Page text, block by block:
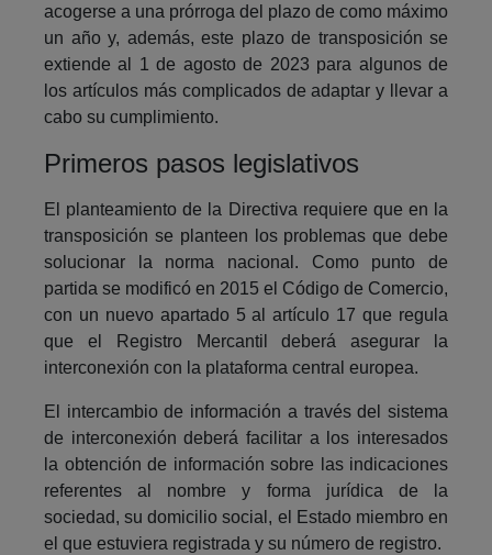
acogerse a una prórroga del plazo de como máximo
un año y, además, este plazo de transposición se
extiende al 1 de agosto de 2023 para algunos de
los artículos más complicados de adaptar y llevar a
cabo su cumplimiento.
Primeros pasos legislativos
El planteamiento de la Directiva requiere que en la
transposición se planteen los problemas que debe
solucionar la norma nacional. Como punto de
partida se modificó en 2015 el Código de Comercio,
con un nuevo apartado 5 al artículo 17 que regula
que el Registro Mercantil deberá asegurar la
interconexión con la plataforma central europea.
El intercambio de información a través del sistema
de interconexión deberá facilitar a los interesados
la obtención de información sobre las indicaciones
referentes al nombre y forma jurídica de la
sociedad, su domicilio social, el Estado miembro en
el que estuviera registrada y su número de registro.